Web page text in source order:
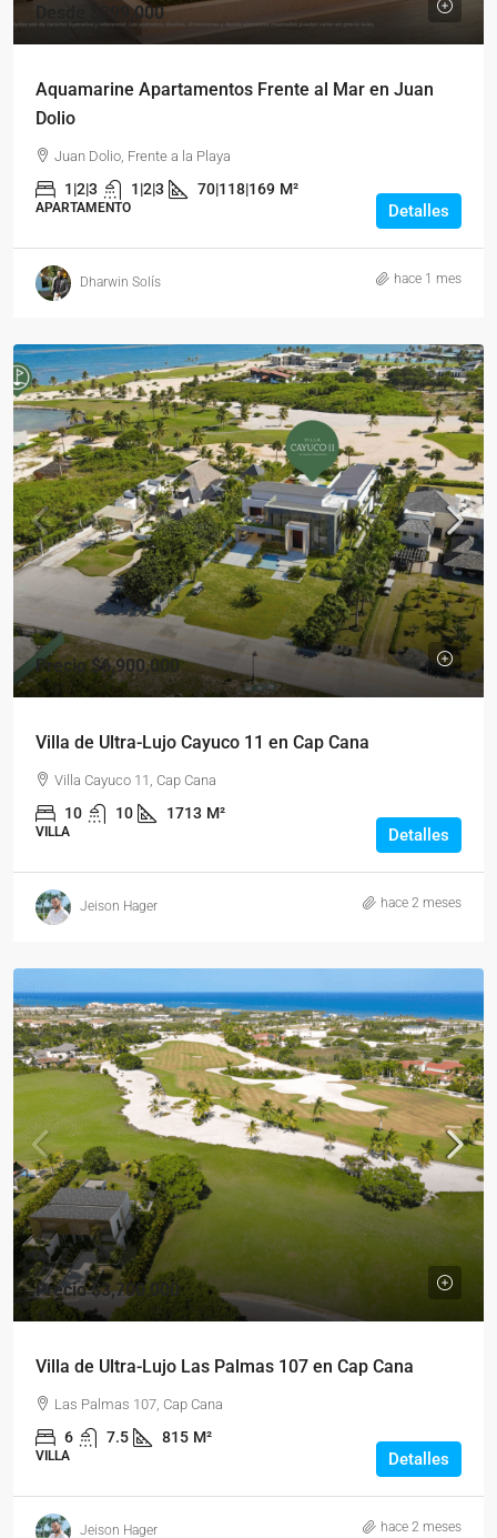
Desde $299,000
Aquamarine Apartamentos Frente al Mar en Juan
Dolio
Juan Dolio, Frente a la Playa
1|2|3 1|2|3 70|118|169 M²
APARTAMENTO Detalles
Dharwin Solís hace 1 mes
Precio$6,900,000
Villa de Ultra-Lujo Cayuco 11 en Cap Cana
Villa Cayuco 11, Cap Cana
10 10 1713 M²
VILLA Detalles
Jeison Hager hace 2 meses
Precio$3,700,000
Villa de Ultra-Lujo Las Palmas 107 en Cap Cana
Las Palmas 107, Cap Cana
6 7.5 815 M²
VILLA Detalles
Jeison Hager hace 2 meses